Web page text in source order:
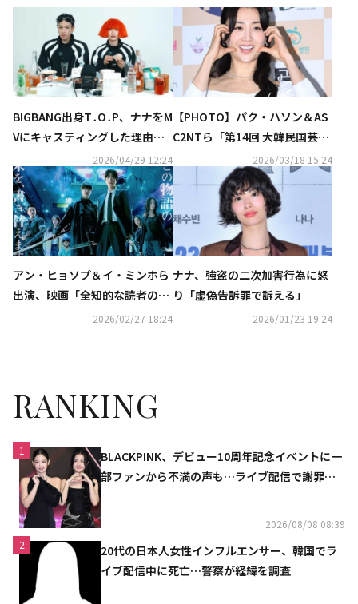
BIGBANG出身T․O․P、ナナをM
Vにキャスティングした理由と
は？「完全にクレイジーに見え
る」（動画あり）
2026/04/29 12:24
【PHOTO】パク・ハソン＆AS
C2NTら「第14回 大韓民国芸術
文化人大賞」授賞式に出席
2026/03/18 15:24
アン・ヒョソプ＆イ・ミンホら
出演、映画「全知的な読者の視
点から」15秒WEBスポットが解
2026/02/27 18:24
ナナ、強盗の二次加害行為に怒
り「虚偽告訴罪で訴える」
2026/01/23 19:24
RANKING
1
BLACKPINK、デビュー10周年記念イベントに一
部ファンから不満の声も…ライブ配信で謝罪
2026/08/08 08:39
2
20代の日本人女性インフルエンサー、韓国でラ
イブ配信中に死亡…警察が経緯を調査